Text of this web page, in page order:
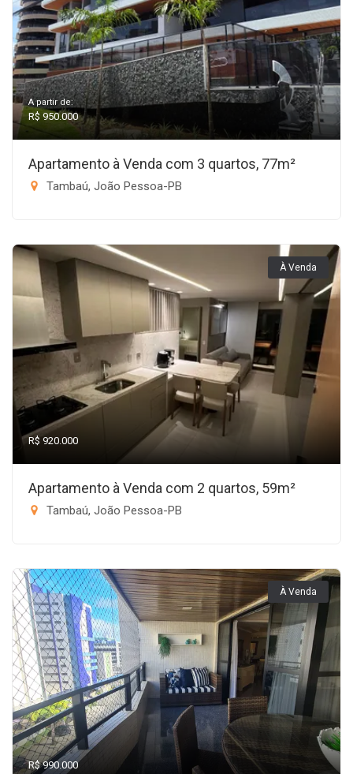
A partir de:
R$ 950.000
Apartamento à Venda com 3 quartos, 77m²
Tambaú, João Pessoa-PB
À Venda
R$ 920.000
Apartamento à Venda com 2 quartos, 59m²
Tambaú, João Pessoa-PB
À Venda
R$ 990.000